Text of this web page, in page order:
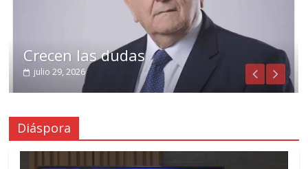
Crecen las dudas
julio 29, 2026
Diáspora